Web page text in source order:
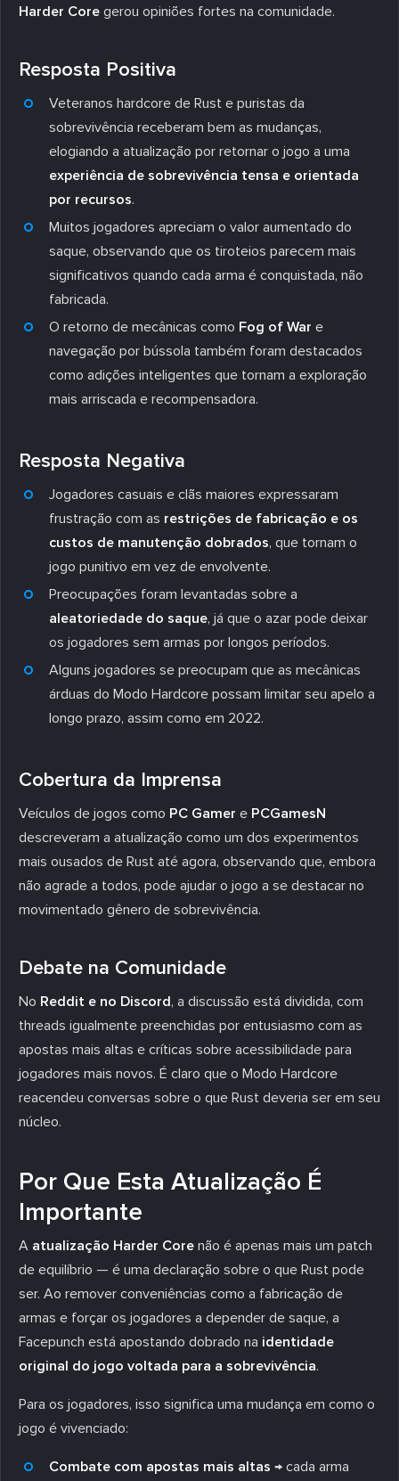
Harder Core gerou opiniões fortes na comunidade.
Resposta Positiva
Veteranos hardcore de Rust e puristas da
sobrevivência receberam bem as mudanças,
elogiando a atualização por retornar o jogo a uma
experiência de sobrevivência tensa e orientada
por recursos.
Muitos jogadores apreciam o valor aumentado do
saque, observando que os tiroteios parecem mais
significativos quando cada arma é conquistada, não
fabricada.
O retorno de mecânicas como Fog of War e
navegação por bússola também foram destacados
como adições inteligentes que tornam a exploração
mais arriscada e recompensadora.
Resposta Negativa
Jogadores casuais e clãs maiores expressaram
frustração com as restrições de fabricação e os
custos de manutenção dobrados, que tornam o
jogo punitivo em vez de envolvente.
Preocupações foram levantadas sobre a
aleatoriedade do saque, já que o azar pode deixar
os jogadores sem armas por longos períodos.
Alguns jogadores se preocupam que as mecânicas
árduas do Modo Hardcore possam limitar seu apelo a
longo prazo, assim como em 2022.
Cobertura da Imprensa
Veículos de jogos como PC Gamer e PCGamesN
descreveram a atualização como um dos experimentos
mais ousados de Rust até agora, observando que, embora
não agrade a todos, pode ajudar o jogo a se destacar no
movimentado gênero de sobrevivência.
Debate na Comunidade
No Reddit e no Discord, a discussão está dividida, com
threads igualmente preenchidas por entusiasmo com as
apostas mais altas e críticas sobre acessibilidade para
jogadores mais novos. É claro que o Modo Hardcore
reacendeu conversas sobre o que Rust deveria ser em seu
núcleo.
Por Que Esta Atualização É
Importante
A atualização Harder Core não é apenas mais um patch
de equilíbrio — é uma declaração sobre o que Rust pode
ser. Ao remover conveniências como a fabricação de
armas e forçar os jogadores a depender de saque, a
Facepunch está apostando dobrado na identidade
original do jogo voltada para a sobrevivência.
Para os jogadores, isso significa uma mudança em como o
jogo é vivenciado:
Combate com apostas mais altas → cada arma